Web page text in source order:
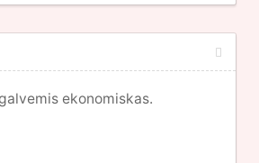
ekonomiskas.